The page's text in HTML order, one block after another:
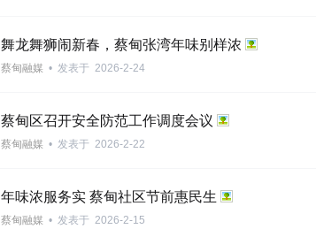
舞龙舞狮闹新春，蔡甸张湾年味别样浓
蔡甸融媒 • 发表于 2026-2-24
蔡甸区召开安全防范工作调度会议
蔡甸融媒 • 发表于 2026-2-22
年味浓服务实 蔡甸社区节前惠民生
蔡甸融媒 • 发表于 2026-2-15